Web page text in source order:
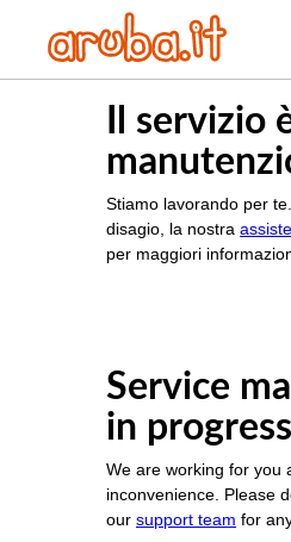
Il servizio
Stiamo lavorando per
disagio, la nostra
per maggiori
Service
in progress
We are working for you
inconvenience. Please
our support team for